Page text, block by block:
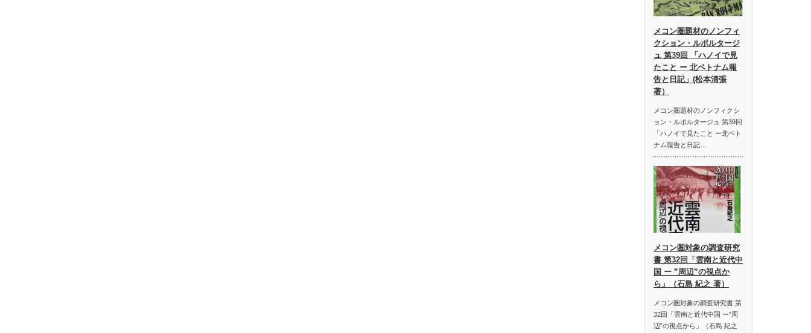
メコン圏題材のノンフィ
クション・ルポルタージ
ュ 第39回 「ハノイで見
たこと ー 北ベトナム報
告と日記」(松本清張
著）
メコン圏題材のノンフィクシ
ョン・ルポルタージュ 第39回
「ハノイで見たこと ー北ベト
ナム報告と日記…
メコン圏対象の調査研究
書 第32回「雲南と近代中
国 ー ”周辺”の視点か
ら」（石島 紀之 著）
メコン圏対象の調査研究書 第
32回「雲南と近代中国 ー”周
辺”の視点から」（石島 紀之